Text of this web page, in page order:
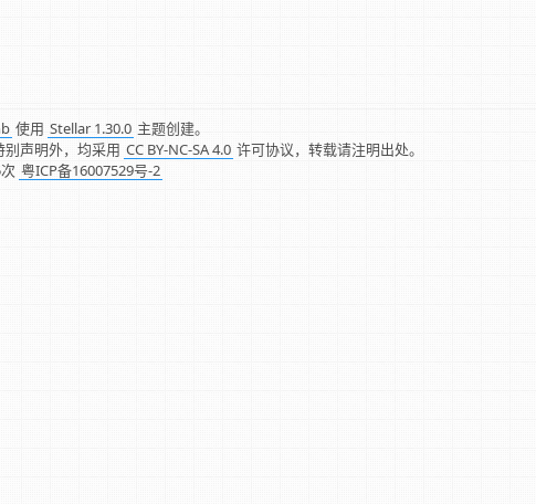
使用 Stellar 1.30.0 主题创建。
声明外，均采用 CC BY-NC-SA 4.0 许可协议，转载请注明出处。
次 粤ICP备16007529号-2